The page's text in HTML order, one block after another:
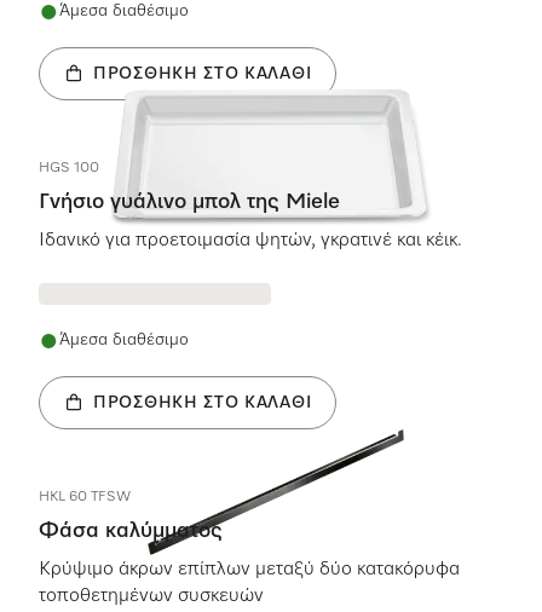
Άμεσα διαθέσιμο
ΠΡΟΣΘΉΚΗ ΣΤΟ ΚΑΛΆΘΙ
HGS 100
Γνήσιο γυάλινο μπολ της Miele
Ιδανικό για προετοιμασία ψητών, γκρατινέ και κέικ.
Άμεσα διαθέσιμο
ΠΡΟΣΘΉΚΗ ΣΤΟ ΚΑΛΆΘΙ
HKL 60 TFSW
Φάσα καλύμματος
Κρύψιμο άκρων επίπλων μεταξύ δύο κατακόρυφα
τοποθετημένων συσκευών